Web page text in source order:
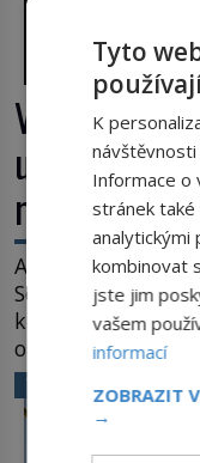
Výbuch,
ulicích. Pět
raketoplánů
Ani zima nezkazí
Se slunečními
která má do
obyčejnou
ztuhnou úsměvy,
konstrukce není z
poplatníky stojí
VĚDA A TECHNIKA
Tyto
K
Informace o
stránek také
kombinovat
jste jim
vašem
informací
ZOBRAZIT
→